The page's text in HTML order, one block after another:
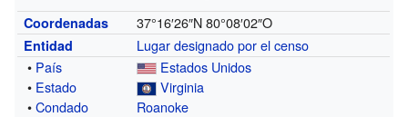
Coordenadas 37°16′26″N 80°08′02″O
Entidad
Lugar designado por el censo
• País
Estados Unidos
• Estado
Virginia
•Condado Roanoke